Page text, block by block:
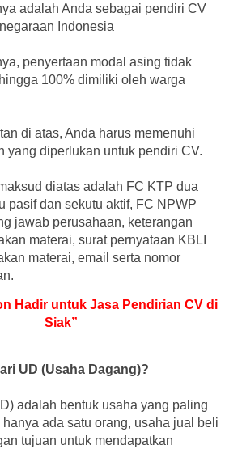
adalah Anda sebagai pendiri CV
Indonesia
penyertaan modal asing tidak
100% dimiliki oleh warga
di atas, Anda harus memenuhi
yang diperlukan untuk pendiri CV.
diatas adalah FC KTP dua
pasif dan sekutu aktif, FC NPWP
jawab perusahaan, keterangan
materai, surat pernyataan KBLI
materai, email serta nomor
Hadir untuk Jasa Pendirian CV di
Siak”
UD (Usaha Dagang)?
adalah bentuk usaha yang paling
ada satu orang, usaha jual beli
tujuan untuk mendapatkan